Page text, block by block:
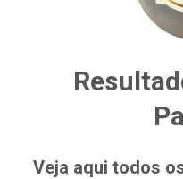
Veja aqui todos